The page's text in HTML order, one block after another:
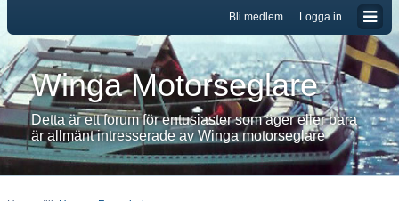
Logga in
Bli medlem
Winga Motorseglare
Detta är ett forum för entusiaster som äger eller bara
är allmänt intresserade av Winga motorseglare